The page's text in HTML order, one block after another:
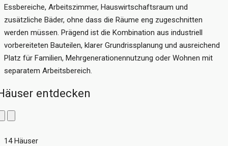
Essbereiche, Arbeitszimmer, Hauswirtschaftsraum und
zusätzliche Bäder, ohne dass die Räume eng zugeschnitten
werden müssen. Prägend ist die Kombination aus industriell
vorbereiteten Bauteilen, klarer Grundrissplanung und ausreichend
Platz für Familien, Mehrgenerationennutzung oder Wohnen mit
separatem Arbeitsbereich.
entdecken
14 Häuser